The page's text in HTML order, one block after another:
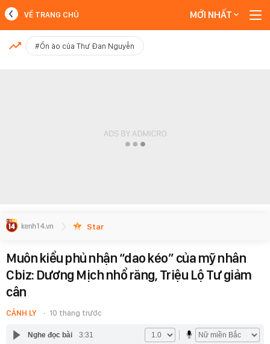
MỚI NHẤT
VỀ TRANG CHỦ MỚI NHẤT
#Ồn ào của Thư Đan Nguyễn
Star
Muôn kiểu phủ nhận “dao kéo” của mỹ nhân
Cbiz: Dương Mịch nhổ răng, Triệu Lộ Tư giảm
cân
CẢNH LY 10 tháng trước
Nghe đọc bài 3:31